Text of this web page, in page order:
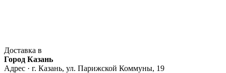
Доставка в
Город Казань
Адрес · г. Казань, ул. Парижской Коммуны, 19